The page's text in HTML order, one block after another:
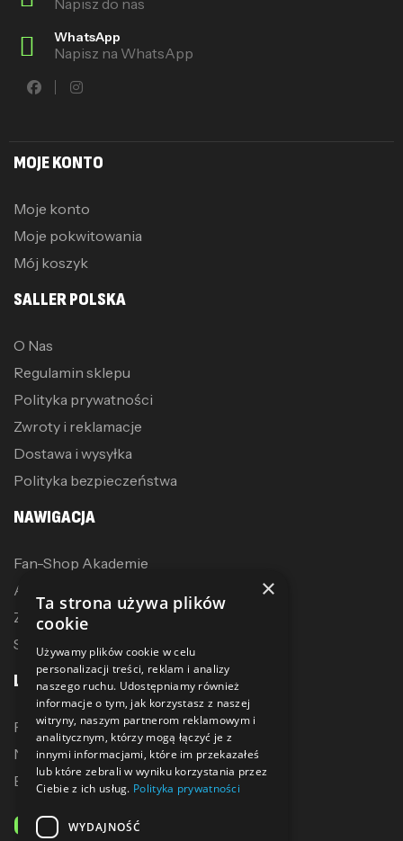
Napisz do nas
WhatsApp
Napisz na WhatsApp
MOJE KONTO
Moje konto
Moje pokwitowania
Mój koszyk
SALLER POLSKA
O Nas
Regulamin sklepu
Polityka prywatności
Zwroty i reklamacje
Dostawa i wysyłka
Polityka bezpieczeństwa
NAWIGACJA
Fan-Shop Akademie
Akcesoria treningowe
Zostań dystrybutorem
Sublimacja
LINKI
Promocje
Nowe produkty
Bestsellery
ODBIERZ 10% ZNIŻKI
×
Ta strona używa plików
cookie
Używamy plików cookie w celu
personalizacji treści, reklam i analizy
naszego ruchu. Udostępniamy również
informacje o tym, jak korzystasz z naszej
witryny, naszym partnerom reklamowym i
analitycznym, którzy mogą łączyć je z
innymi informacjami, które im przekazałeś
lub które zebrali w wyniku korzystania przez
Ciebie z ich usług. Polityka prywatności
WYDAJNOŚĆ